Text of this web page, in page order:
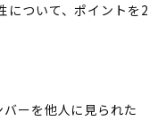
について、ポイントを2
ーを他人に見られた